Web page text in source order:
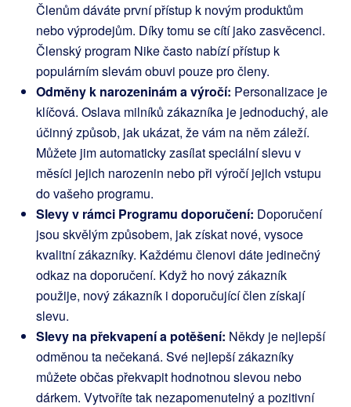
Členům dáváte první přístup k novým produktům
nebo výprodejům. Díky tomu se cítí jako zasvěcenci.
Členský program Nike často nabízí přístup k
populárním slevám obuvi pouze pro členy.
Odměny k narozeninám a výročí: Personalizace je
klíčová. Oslava milníků zákazníka je jednoduchý, ale
účinný způsob, jak ukázat, že vám na něm záleží.
Můžete jim automaticky zasílat speciální slevu v
měsíci jejich narozenin nebo při výročí jejich vstupu
do vašeho programu.
Slevy v rámci Programu doporučení: Doporučení
jsou skvělým způsobem, jak získat nové, vysoce
kvalitní zákazníky. Každému členovi dáte jedinečný
odkaz na doporučení. Když ho nový zákazník
použije, nový zákazník i doporučující člen získají
slevu.
Slevy na překvapení a potěšení: Někdy je nejlepší
odměnou ta nečekaná. Své nejlepší zákazníky
můžete občas překvapit hodnotnou slevou nebo
dárkem. Vytvoříte tak nezapomenutelný a pozitivní